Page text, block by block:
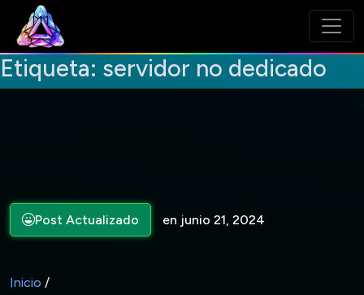
Etiqueta: servidor no dedicado
Post Actualizado en junio 21, 2024
Inicio /